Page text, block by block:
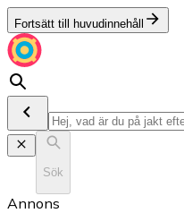
Fortsätt till huvudinnehåll
Sök
Annons